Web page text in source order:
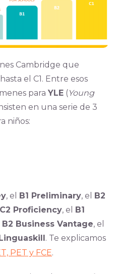
Cambridge que
el C1. Entre esos
para YLE (Young
en una serie de 3
niños:
, el B1 Preliminary, el B2
C2 Proficiency, el B1
B2 Business Vantage, el
. Te explicamos
PET y FCE.